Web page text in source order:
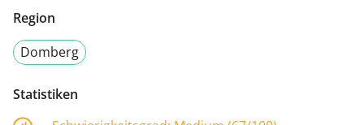
Region
Domberg
Statistiken